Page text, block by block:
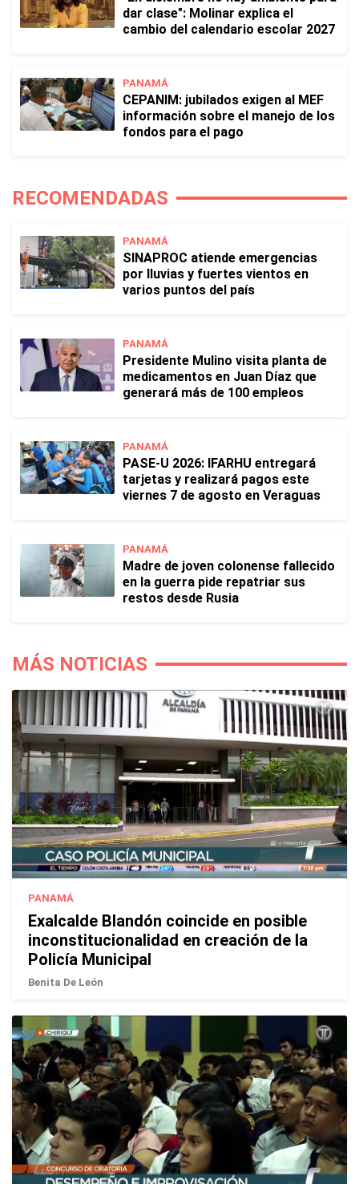
dar clase": Molinar explica el
cambio del calendario escolar 2027
PANAMÁ
CEPANIM: jubilados exigen al MEF
información sobre el manejo de los
fondos para el pago
RECOMENDADAS
PANAMÁ
SINAPROC atiende emergencias
por lluvias y fuertes vientos en
varios puntos del país
PANAMÁ
Presidente Mulino visita planta de
medicamentos en Juan Díaz que
generará más de 100 empleos
PANAMÁ
PASE-U 2026: IFARHU entregará
tarjetas y realizará pagos este
viernes 7 de agosto en Veraguas
PANAMÁ
Madre de joven colonense fallecido
en la guerra pide repatriar sus
restos desde Rusia
MÁS NOTICIAS
PANAMÁ
Exalcalde Blandón coincide en posible
inconstitucionalidad en creación de la
Policía Municipal
Benita De León